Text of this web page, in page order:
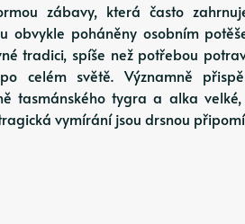
zábavy, která často
obvykle poháněny osobním
tradici, spíše než potřebou
celém světě. Významně
tasmánského tygra a alka
vymírání jsou drsnou